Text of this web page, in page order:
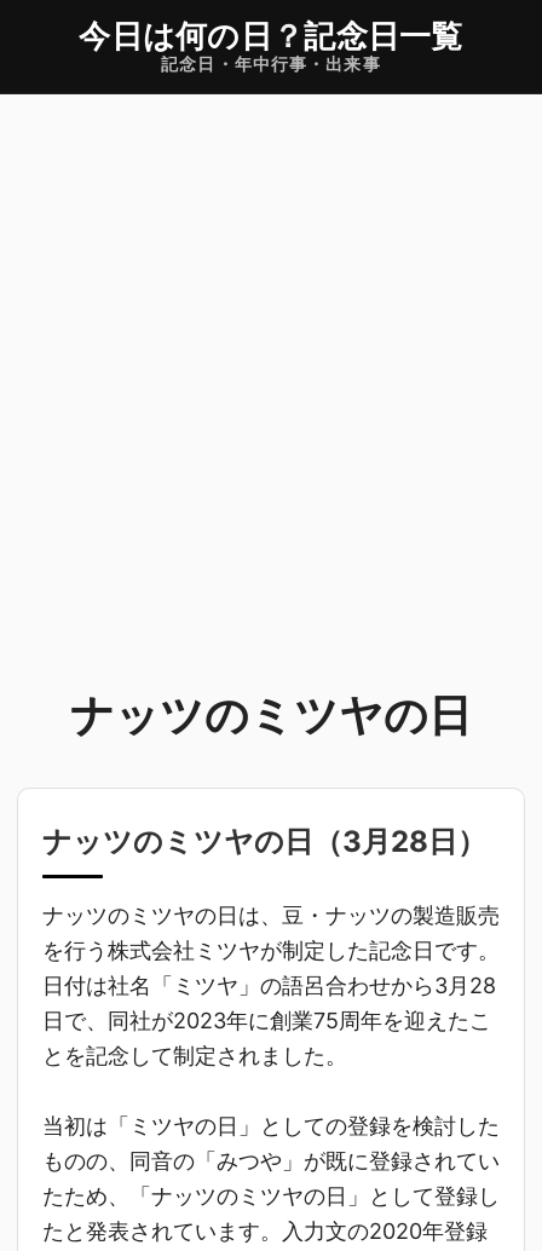
今日は何の日 ？記念日一覧
記念日・年中行事・出来事
ナッツのミツヤの日
ナッツのミツヤの日（3月28日 ）
ナッツのミツヤの日は、豆・ナッツの製造販売
を行う株式会社ミツヤが制定した記念日です。
日付は社名「ミツヤ」の語呂合わせから3月28
日で、同社が2023年に創業75周年を迎えたこ
とを記念して制定されました。
当初は「ミツヤの日」としての登録を検討した
ものの、同音の「みつや」が既に登録されてい
たため、「ナッツのミツヤの日」として登録し
たと発表されています。入力文の2020年登録